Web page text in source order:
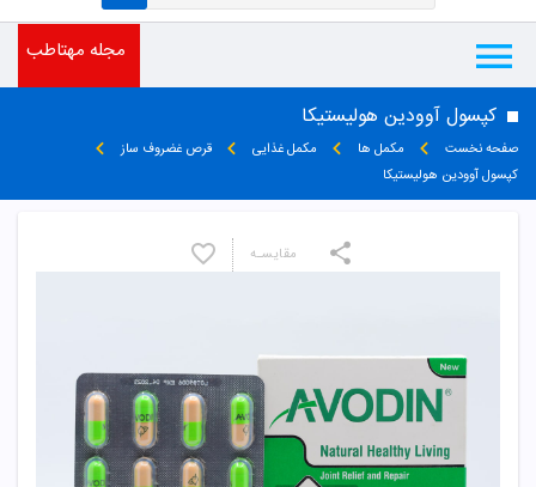
مجله مهتاطب
کپسول آوودین هولیستیکا
صفحه نخست مکمل ها مکمل غذایی
قرص غضروف ساز
کپسول آوودین هولیستیکا
مقایسـه